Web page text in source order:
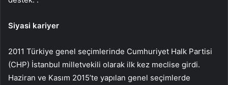
Siyasi kariyer
2011 Türkiye genel seçimlerinde Cumhuriyet Halk Partisi
(CHP) İstanbul milletvekili olarak ilk kez meclise girdi.
Haziran ve Kasım 2015’te yapılan genel seçimlerde